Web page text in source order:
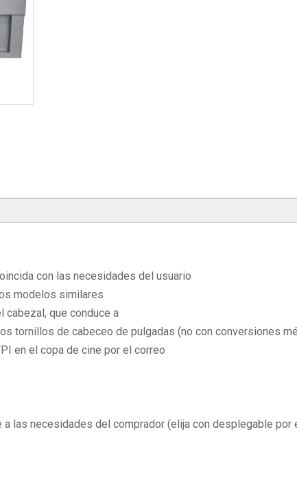
con las necesidades del usuario
modelos similares
cabezal, que conduce a
tornillos de cabeceo de pulgadas (no con conversiones
en el copa de cine por el correo
las necesidades del comprador (elija con desplegable por